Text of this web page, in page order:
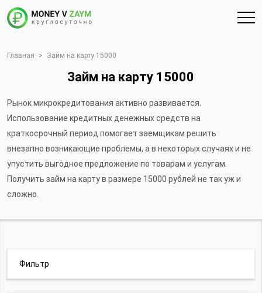
Главная > Займ на карту 15000
Займ на карту 15000
Рынок микрокредитования активно развивается.
Использование кредитных денежных средств на
краткосрочный период помогает заемщикам решить
внезапно возникающие проблемы, а в некоторых случаях и не
упустить выгодное предложение по товарам и услугам.
Получить займ на карту в размере 15000 рублей не так уж и
сложно.
Фильтр